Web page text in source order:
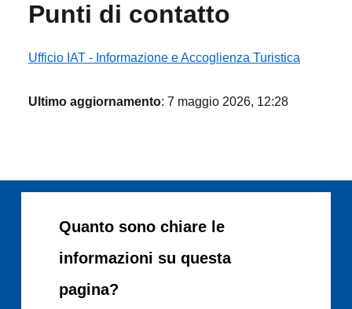
Punti di contatto
Ufficio IAT - Informazione e Accoglienza Turistica
Ultimo aggiornamento: 7 maggio 2026, 12:28
Quanto sono chiare le
informazioni su questa
pagina?